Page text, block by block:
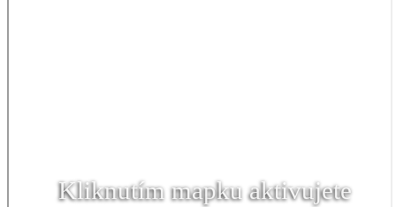
Kliknutím mapku aktivujete